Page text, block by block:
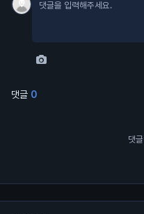
댓글 0
댓